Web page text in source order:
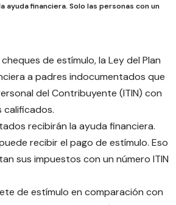
financiera. Solo las personas con un
de estímulo, la Ley del Plan
a padres indocumentados que
del Contribuyente (ITIN) con
calificados.
recibirán la ayuda financiera.
recibir el pago de estímulo. Eso
sus impuestos con un número ITIN
de estímulo en comparación con